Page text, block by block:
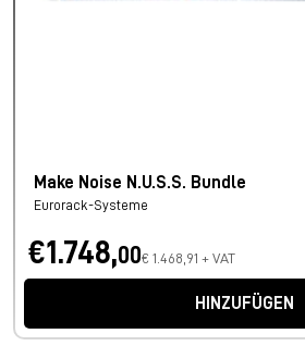
Make Noise N.U.S.S. Bundle
Eurorack-Systeme
€1.748,00€ 1.468,91 + VAT
HINZUFÜGEN